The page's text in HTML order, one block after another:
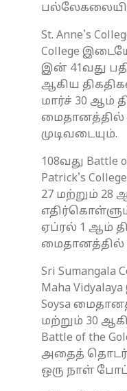
St. Anne's
College
இன் 41வது
ஆகிய
மார்ச் 30 ஆம்
மைதானத்தில்
முடிவடையும்.
108வது Battle
Patrick's
27 மற்றும் 28
ஏப்ரல் 1 ஆம்
மைதானத்தில்
Sri Sumangala
Maha
Soysa
மற்றும் 30
Battle of the
அதைத்
ஒரு நாள்